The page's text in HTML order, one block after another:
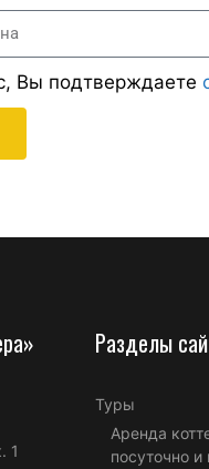
Вы подтверждаете
1
Разделы
Туры
Аренда
посуточно